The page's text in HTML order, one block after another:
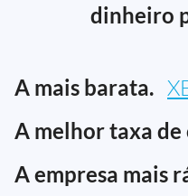
dinheiro
A mais barata.
A melhor taxa de
A empresa mais